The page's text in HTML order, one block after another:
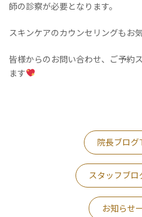
師の診察が必要となります。
スキンケアのカウンセリングもお
皆様からのお問い合わせ、ご予約
ます
院長ブログ
スタッフブロ
お知らせ